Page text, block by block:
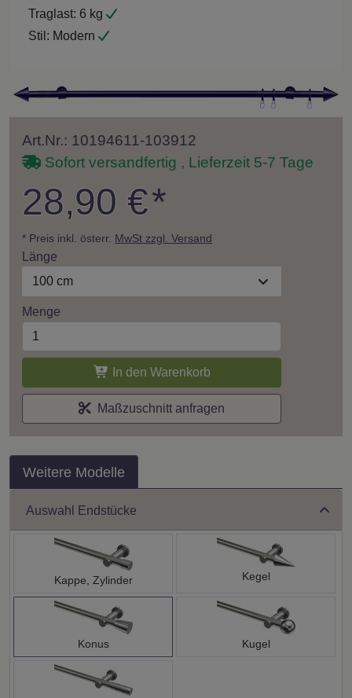
Traglast: 6 kg
Stil: Modern
Art.Nr.: 10194611-103912
Sofort versandfertig , Lieferzeit 5-7 Tage
28,90 €*
* Preis inkl. österr. MwSt zzgl. Versand
Länge
100 cm
Menge
In den Warenkorb
Maßzuschnitt anfragen
Weitere Modelle
Auswahl Endstücke
Kappe, Zylinder Kegel
Konus Kugel